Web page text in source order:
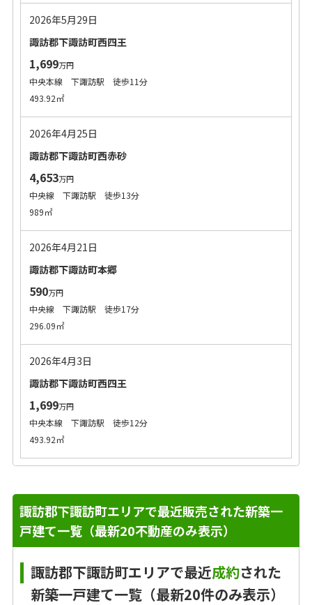
2026年5月29日
諏訪郡下諏訪町西四王
1,699万円
中央本線 下諏訪駅 徒歩11分
493.92㎡
2026年4月25日
諏訪郡下諏訪町西赤砂
4,653万円
中央線 下諏訪駅 徒歩13分
989㎡
2026年4月21日
諏訪郡下諏訪町本郷
590万円
中央線 下諏訪駅 徒歩17分
296.09㎡
2026年4月3日
諏訪郡下諏訪町西四王
1,699万円
中央本線 下諏訪駅 徒歩12分
493.92㎡
諏訪郡下諏訪町エリアで最近販売された新築一
戸建て一覧（最新20不動産のみ表示）
諏訪郡下諏訪町エリアで最近成約された
新築一戸建て一覧（最新20件のみ表示）